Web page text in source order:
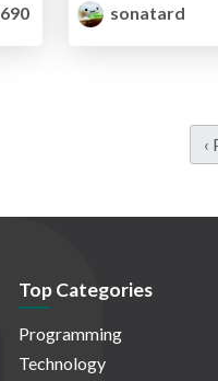
690
sonatard
‹
Top Categories
Programming
Technology